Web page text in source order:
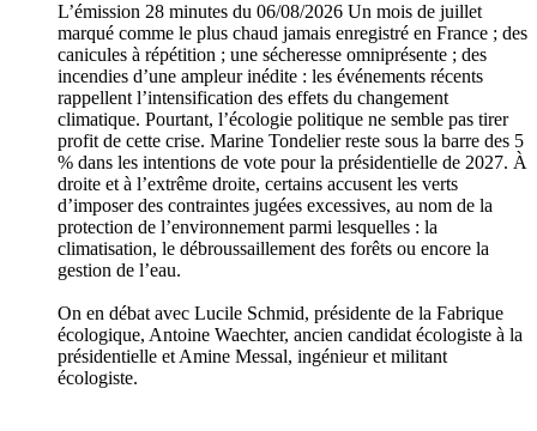
L’émission 28 minutes du 06/08/2026 Un mois de juillet
marqué comme le plus chaud jamais enregistré en France ; des
canicules à répétition ; une sécheresse omniprésente ; des
incendies d’une ampleur inédite : les événements récents
rappellent l’intensification des effets du changement
climatique. Pourtant, l’écologie politique ne semble pas tirer
profit de cette crise. Marine Tondelier reste sous la barre des 5
% dans les intentions de vote pour la présidentielle de 2027. À
droite et à l’extrême droite, certains accusent les verts
d’imposer des contraintes jugées excessives, au nom de la
protection de l’environnement parmi lesquelles : la
climatisation, le débroussaillement des forêts ou encore la
gestion de l’eau.
On en débat avec Lucile Schmid, présidente de la Fabrique
écologique, Antoine Waechter, ancien candidat écologiste à la
présidentielle et Amine Messal, ingénieur et militant
écologiste.